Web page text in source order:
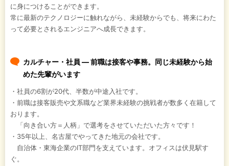
に身につけることができます。
常に最新のテクノロジーに触れながら、未経験からでも、将来にわた
って必要とされるエンジニアへ成長できます。
カルチャー・社員 ― 前職は接客や事務。同じ未経験から始
めた先輩がいます
・社員の6割が20代、半数が中途入社です。
・前職は接客販売や文系職など業界未経験の挑戦者が数多く在籍して
おります。
「向き合い方＝人柄」で選考をさせていただいた方々です！
・35年以上、名古屋でやってきた地元の会社です。
自治体・東海企業のIT部門を支えています。オフィスは伏見駅す
ぐ。